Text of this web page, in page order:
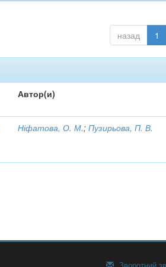
назад 1
Автор(и)
Ніфатова, О. М.;Пузирьова, П. В.